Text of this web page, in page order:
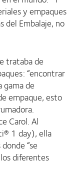
y empaques
del Embalaje, no
trataba de
“encontrar
gama de
empaque, esto
Carol. Al
1 day), ella
“se
diferentes